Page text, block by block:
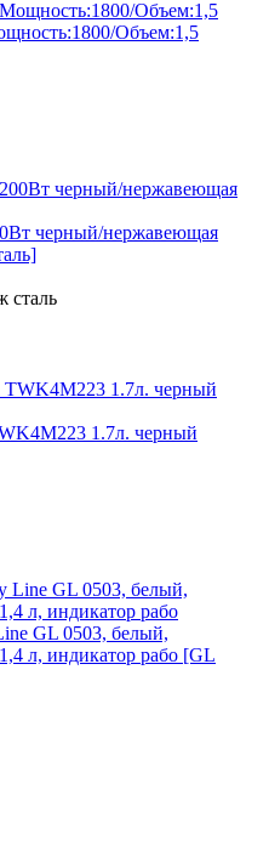
Объем:1,5
черный/нержавеющая
сталь
1.7л. черный
GL 0503, белый,
л, индикатор рабо [GL